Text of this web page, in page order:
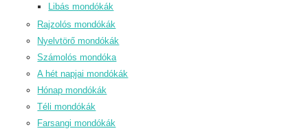
Libás mondókák
Rajzolós mondókák
Nyelvtörő mondókák
Számolós mondóka
A hét napjai mondókák
Hónap mondókák
Téli mondókák
Farsangi mondókák